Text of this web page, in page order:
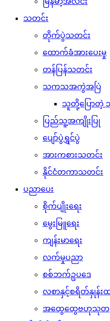
သတင်း
တိုက်ပွဲသတင်း
ထောက်ခံအားပေးမှု
တန်ပြန်သတင်း
သကသအကွဲအပြဲ
သူတို့ပြောတဲ့
ပြည်သူ့အကျိုးပြု
ပျော်ပွဲရွှင်ပွဲ
အားကစားသတင်း
နိုင်ငံတကာသတင်း
ပညာပေး
စိုက်ပျိုးရေး
မွေးမြူရေး
ကျန်းမာရေး
လက်မှုပညာ
စစ်ဘက်ဥပဒေ
လစာနှင့်စရိတ်နှုန်းထ
အထွေထွေဗဟုသုတ